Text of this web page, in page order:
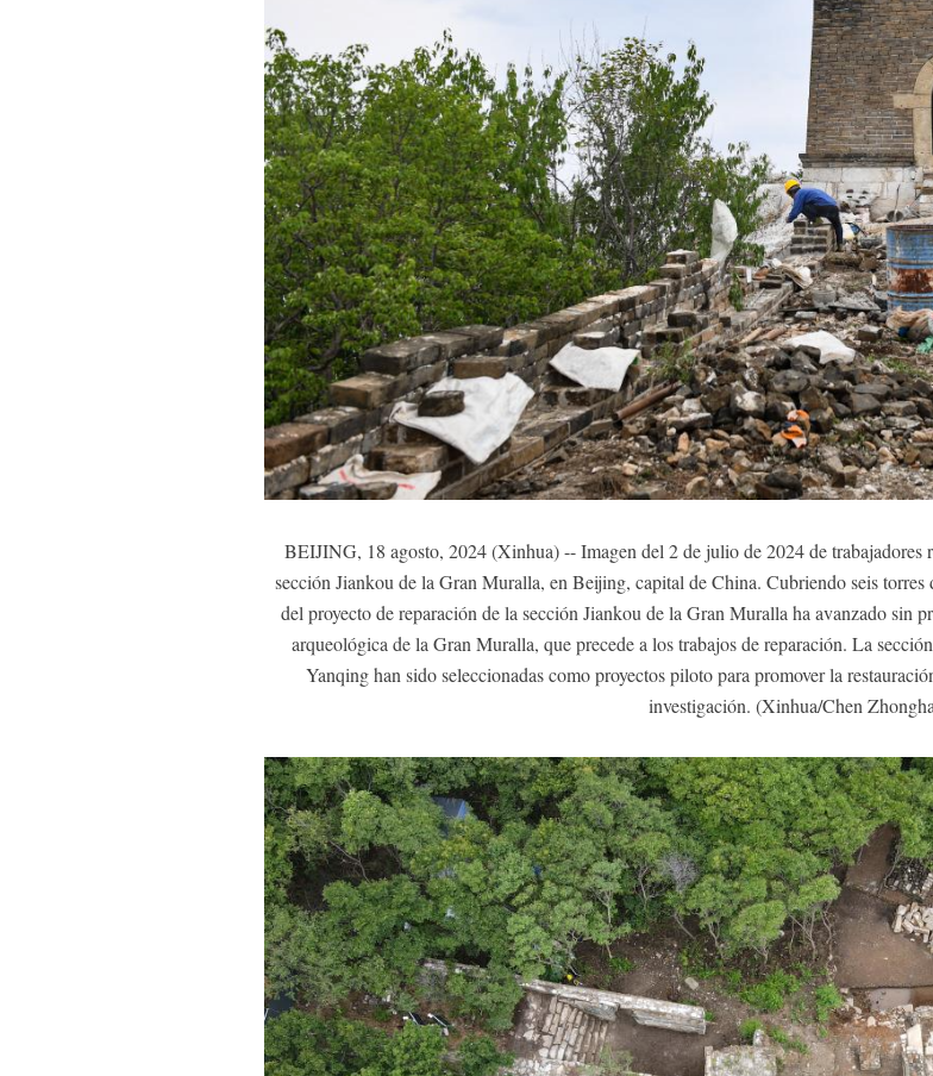
BEIJING, 18 agosto, 2024 (Xinhua) -- Imagen del 2 de julio de 2024 de trabajadores
sección Jiankou de la Gran Muralla, en Beijing, capital de China. Cubriendo seis
del proyecto de reparación de la sección Jiankou de la Gran Muralla ha avanzado sin
arqueológica de la Gran Muralla, que precede a los trabajos de reparación. La
Yanqing han sido seleccionadas como proyectos piloto para promover la
investigación. (Xinhua/Chen